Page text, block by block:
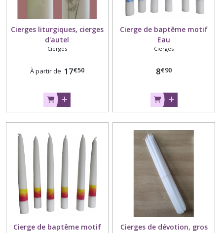
Cierges liturgiques, cierges
d'autel
Cierges
À partir de 17€50
Cierge de baptême motif
Eau
Cierges
8€90
Cierge de baptême motif
Cierges de dévotion, gros